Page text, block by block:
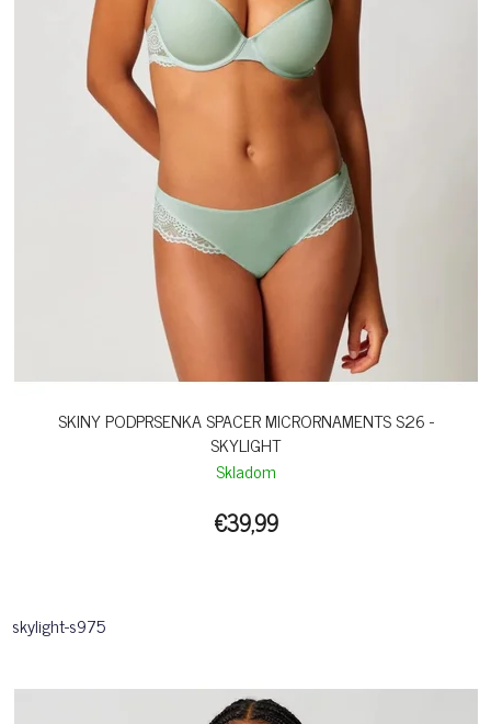
SKINY PODPRSENKA SPACER MICRORNAMENTS S26 -
SKYLIGHT
Skladom
€39,99
skylight-s975